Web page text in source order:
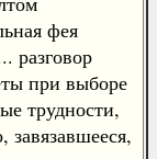
фея
разговор
при выборе
трудности,
завязавшееся,